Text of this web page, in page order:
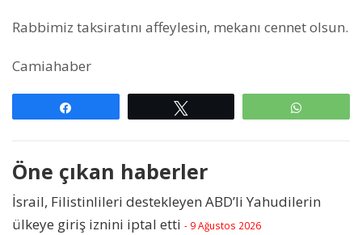
Rabbimiz taksiratını affeylesin, mekanı cennet olsun.
Camiahaber
Öne çıkan haberler
İsrail, Filistinlileri destekleyen ABD’li Yahudilerin
ülkeye giriş iznini iptal etti - 9 Ağustos 2026